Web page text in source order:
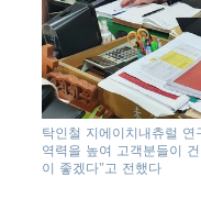
탁인철 지에이치내츄럴
역력을 높여 고객분들이
이 좋겠다"고 전했다